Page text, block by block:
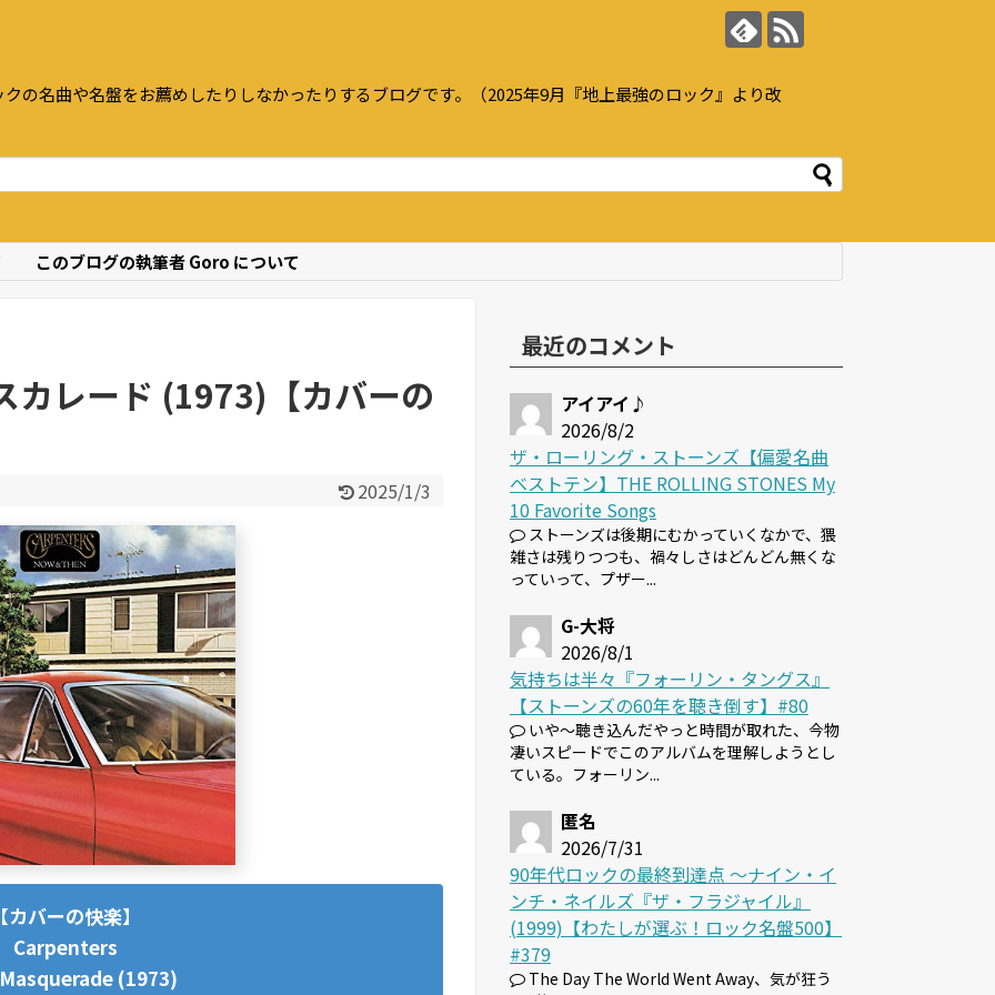
の名曲や名盤をお薦めしたりしなかったりするブログです。（2025年9月『地上最強のロック』より改
このブログの執筆者 Goro について
カレード (1973)【カバーの
2025/1/3
カバーの快楽】
Carpenters
(1973)
最近のコメント
アイアイ♪
2026/8/2
ザ・ローリング・ストーンズ【偏愛名曲
ベストテン】THE ROLLING STONES My
10 Favorite Songs
ストーンズは後期にむかっていくなかで、猥
雑さは残りつつも、禍々しさはどんどん無くな
っていって、プザー...
G-大将
2026/8/1
気持ちは半々『フォーリン・タングス』
【ストーンズの60年を聴き倒す】#80
いや～聴き込んだやっと時間が取れた、今物
凄いスピードでこのアルバムを理解しようとし
ている。フォーリン...
匿名
2026/7/31
90年代ロックの最終到達点 〜ナイン・イ
ンチ・ネイルズ『ザ・フラジャイル』
(1999)【わたしが選ぶ！ロック名盤500】
#379
The Day The World Went Away、気が狂う